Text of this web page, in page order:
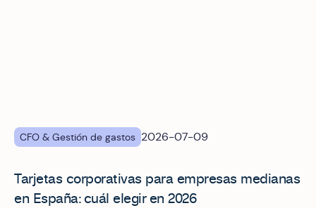
CFO & Gestión de gastos 2026-07-09
Tarjetas corporativas para empresas medianas
en España: cuál elegir en 2026